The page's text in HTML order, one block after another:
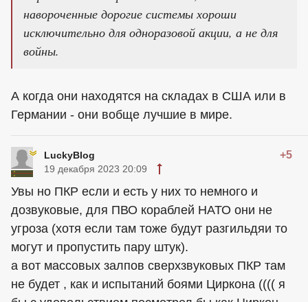
навороченные дорогие системы хороши
исключительно для одноразовой акции, а не для
войны.
А когда они находятся на складах в США или в
Германии - они вобще лучшие в мире.
LuckyBlog +5
19 декабря 2023 20:09
Увы но ПКР если и есть у них то немного и
дозвуковые, для ПВО кораблей НАТО они не
угроза (хотя если там тоже будут разгильдяи то
могут и пропустить пару штук).
а вот массовых залпов сверхзвуковых ПКР там
не будет , как и испытаний боями Циркона (((( я